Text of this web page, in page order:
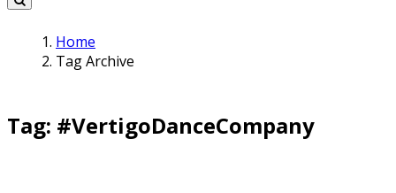
Home
Tag Archive
Tag: #VertigoDanceCompany